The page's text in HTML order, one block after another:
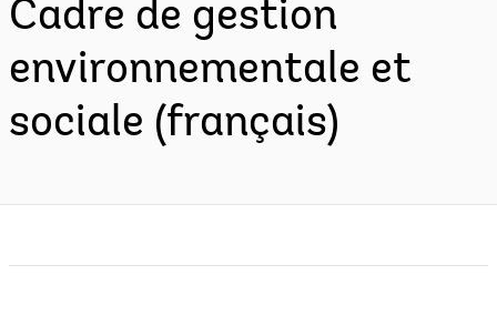
Cadre de gestion
environnementale et
sociale (français)